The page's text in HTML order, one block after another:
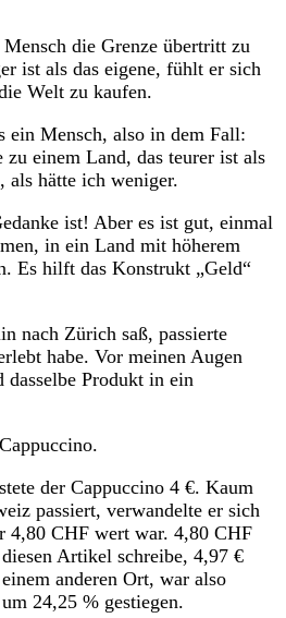
die Grenze übertritt zu
ist als das eigene, fühlt er sich
Welt zu kaufen.
ein Mensch, also in dem Fall:
einem Land, das teurer ist als
als hätte ich weniger.
ist! Aber es ist gut, einmal
in ein Land mit höherem
Es hilft das Konstrukt „Geld“
nach Zürich saß, passierte
habe. Vor meinen Augen
dasselbe Produkt in ein
der Cappuccino 4 €. Kaum
passiert, verwandelte er sich
4,80 CHF wert war. 4,80 CHF
Artikel schreibe, 4,97 €
anderen Ort, war also
24,25 % gestiegen.